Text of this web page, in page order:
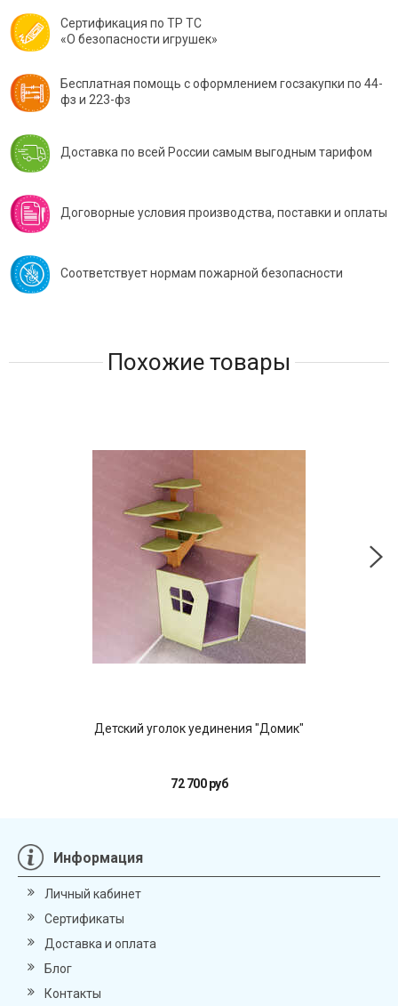
Сертификация по ТР ТС
«О безопасности игрушек»
Бесплатная помощь с оформлением госзакупки по 44-
фз и 223-фз
Доставка по всей России самым выгодным тарифом
Договорные условия производства, поставки и оплаты
Соответствует нормам пожарной безопасности
Похожие товары
Детский уголок уединения "Домик"
72 700 руб
Информация
Личный кабинет
Сертификаты
Доставка и оплата
Блог
Контакты